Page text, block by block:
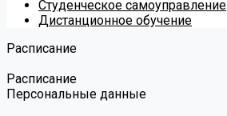
Студенческое самоуправление
Дистанционное обучение
Расписание
Расписание
Персональные данные